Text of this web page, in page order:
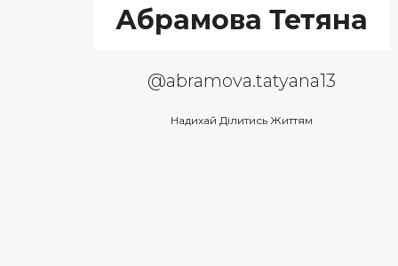
Абрамова Тетяна
@abramova.tatyana13
Надихай Ділитись Життям